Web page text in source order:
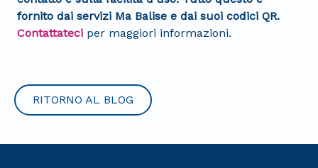
fornito dai servizi Ma Balise e dai suoi codici QR.
Contattateci per maggiori informazioni.
RITORNO AL BLOG